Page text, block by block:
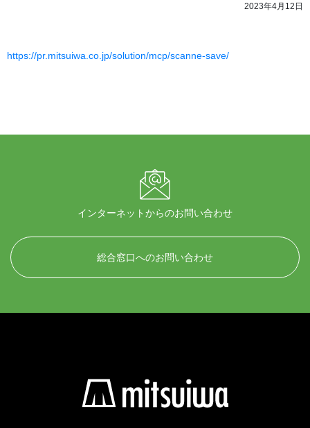
2023年4月12日
https://pr.mitsuiwa.co.jp/solution/mcp/scanne-save/
インターネットからのお問い合わせ
総合窓口へのお問い合わせ